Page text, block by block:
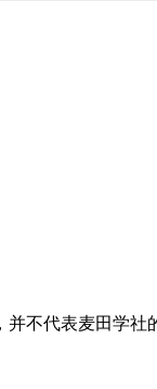
不代表麦田学